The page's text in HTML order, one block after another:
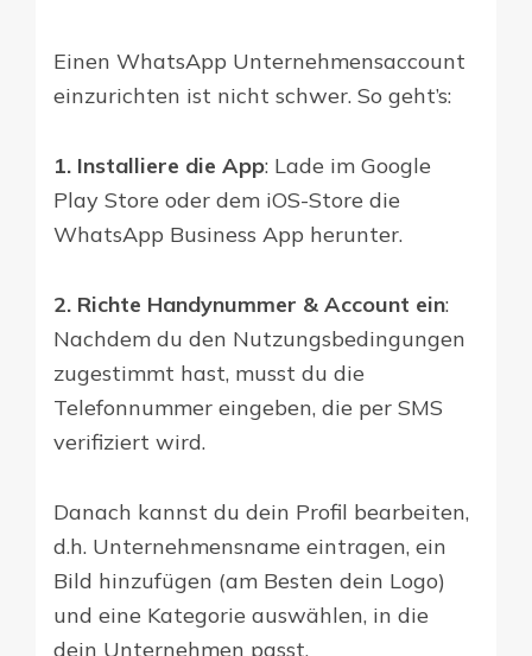
Einen WhatsApp Unternehmensaccount
einzurichten ist nicht schwer. So geht’s:
1. Installiere die App: Lade im Google
Play Store oder dem iOS-Store die
WhatsApp Business App herunter.
2. Richte Handynummer & Account ein:
Nachdem du den Nutzungsbedingungen
zugestimmt hast, musst du die
Telefonnummer eingeben, die per SMS
verifiziert wird.
Danach kannst du dein Profil bearbeiten,
d.h. Unternehmensname eintragen, ein
Bild hinzufügen (am Besten dein Logo)
und eine Kategorie auswählen, in die
dein Unternehmen passt.